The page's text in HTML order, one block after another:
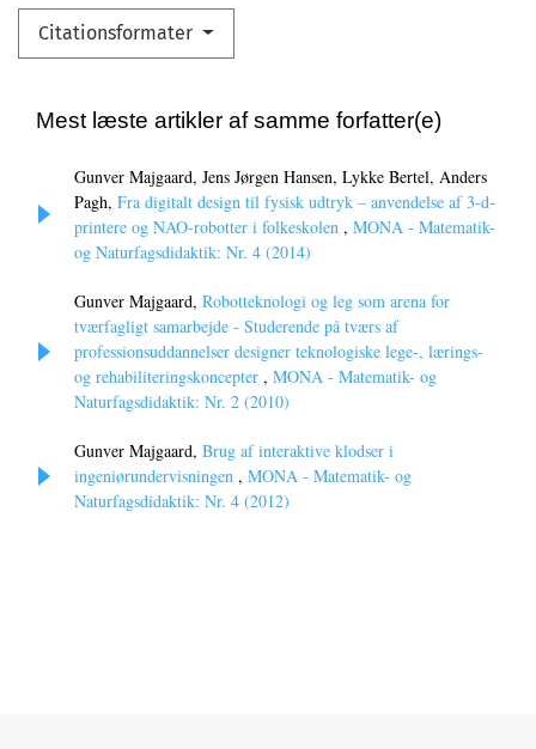
Citationsformater
Mest læste artikler af samme forfatter(e)
Gunver Majgaard, Jens Jørgen Hansen, Lykke Bertel, Anders
Pagh, Fra digitalt design til fysisk udtryk – anvendelse af 3-d-
printere og NAO-robotter i folkeskolen , MONA - Matematik-
og Naturfagsdidaktik: Nr. 4 (2014)
Gunver Majgaard, Robotteknologi og leg som arena for
tværfagligt samarbejde - Studerende på tværs af
professionsuddannelser designer teknologiske lege-, lærings-
og rehabiliteringskoncepter , MONA - Matematik- og
Naturfagsdidaktik: Nr. 2 (2010)
Gunver Majgaard, Brug af interaktive klodser i
ingeniørundervisningen , MONA - Matematik- og
Naturfagsdidaktik: Nr. 4 (2012)